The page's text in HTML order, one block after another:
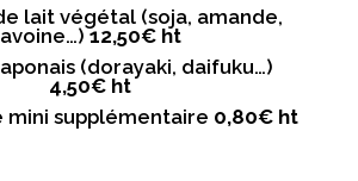
lait végétal (soja, amande,
avoine…)12,50€ ht
(dorayaki, daifuku…)
4,50€ ht
mini supplémentaire 0,80€ ht